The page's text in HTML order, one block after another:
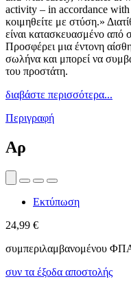
activity – in accordance
κοιμηθείτε με στύση.»
είναι κατασκευασμένο από
Προσφέρει μια έντονη
σωλήνα και μπορεί να
του προστάτη.
διαβάστε περισσότερα...
Περιγραφή
Αρ
Εκτύπωση
24,99 €
συμπεριλαμβανομένου
συν τα έξοδα αποστολής